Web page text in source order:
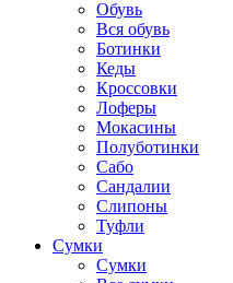
Обувь
Вся обувь
Ботинки
Кеды
Кроссовки
Лоферы
Мокасины
Полуботинки
Сабо
Сандалии
Слипоны
Туфли
Сумки
Сумки